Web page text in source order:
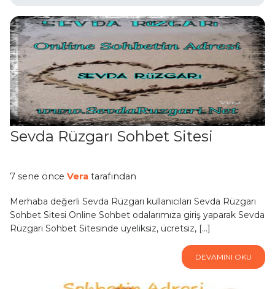
Sevda Rüzgarı Sohbet Sitesi
7 sene önce Vera tarafından
Merhaba değerli Sevda Rüzgarı kullanıcıları Sevda Rüzgarı
Sohbet Sitesi Online Sohbet odalarımıza giriş yaparak Sevda
Rüzgarı Sohbet Sitesinde üyeliksiz, ücretsiz, […]
DEVAMINI OKU